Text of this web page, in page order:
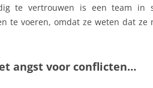
te vertrouwen is een team in
te voeren, omdat ze weten dat
angst voor conflicten…